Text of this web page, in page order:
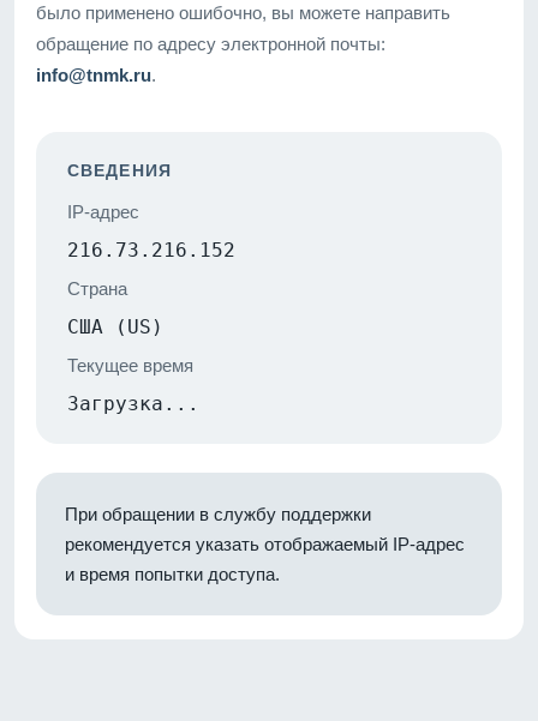
было применено ошибочно, вы можете направить
обращение по адресу электронной почты:
info@tnmk.ru.
СВЕДЕНИЯ
IP-адрес
216.73.216.152
Страна
США (US)
Текущее время
Загрузка...
При обращении в службу поддержки
рекомендуется указать отображаемый IP-адрес
и время попытки доступа.